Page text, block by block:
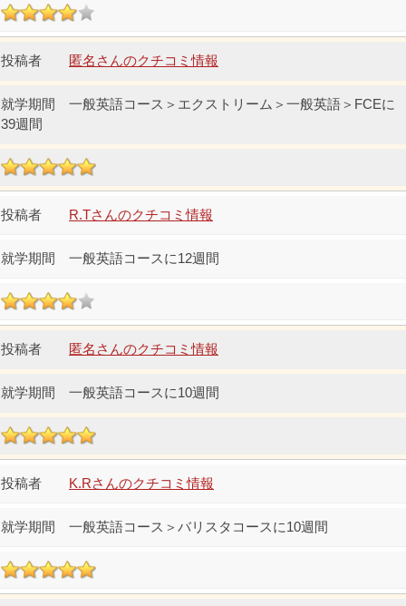
匿名さんのクチコミ情報
一般英語コース＞エクストリーム＞一般英語＞FCEに
39週間
R.Tさんのクチコミ情報
一般英語コースに12週間
匿名さんのクチコミ情報
一般英語コースに10週間
K.Rさんのクチコミ情報
一般英語コース＞バリスタコースに10週間